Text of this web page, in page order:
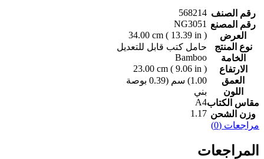
رقم الصنف 568214
رقم المصنع NG3051
العرض
‎34‎.00‎ cm ( ‎13‎.39‎ in )‎
نوع المنتج
حامل كتب قابل للتعديل
الخامة
‎Bamboo‎
الارتفاع
‎23‎.00‎ cm ( ‎9‎.06‎ in )‎
العمق
‎(1.00 سم (0.39 بوصة‎
اللون
بني
مقاس الكتاب‎A4‎‎
وزن الشحن 1.17
مراجعات (0)
المراجعات